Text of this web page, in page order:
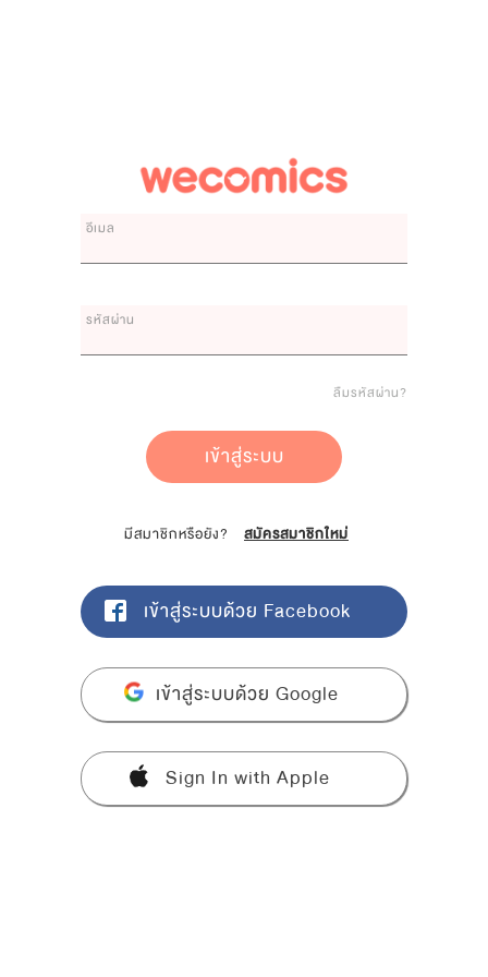
อีเมล
รหัสผ่าน
ลืมรหัสผ่าน?
เข้าสู่ระบบ
มีสมาชิกหรือยัง? สมัครสมาชิกใหม่
เข้าสู่ระบบด้วย Facebook
เข้าสู่ระบบด้วย Google
Sign In with Apple